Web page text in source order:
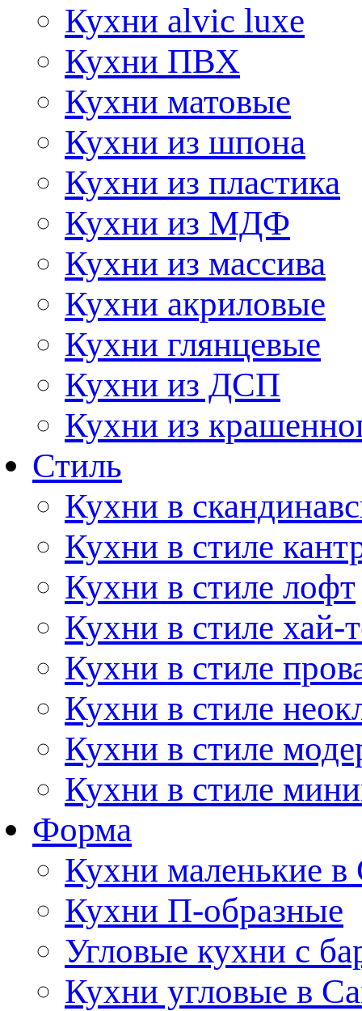
Кухни alvic luxe
Кухни ПВХ
Кухни матовые
Кухни из шпона
Кухни из пластика
Кухни из МДФ
Кухни из массива
Кухни акриловые
Кухни глянцевые
Кухни из ДСП
Кухни из
Стиль
Кухни в
Кухни в стиле
Кухни в стиле лофт
Кухни в стиле хай-
Кухни в стиле
Кухни в стиле
Кухни в стиле
Кухни в стиле
Форма
Кухни маленькие в
Кухни П-образные
Угловые кухни с
Кухни угловые в